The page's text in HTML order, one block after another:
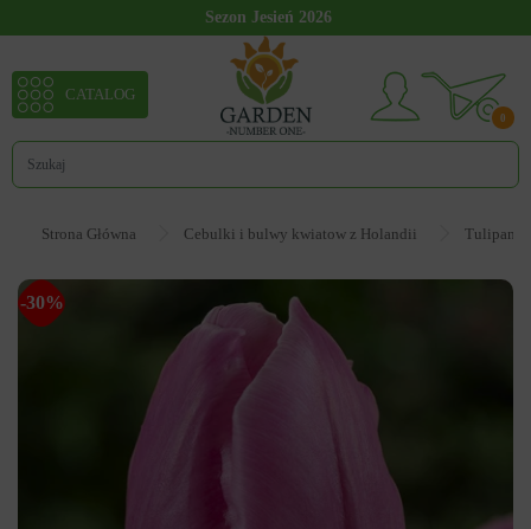
Sezon Jesień 2026
0
CATALOG
Strona Główna Cebulki i bulwy kwiatow z Holandii Tulipan
-30%